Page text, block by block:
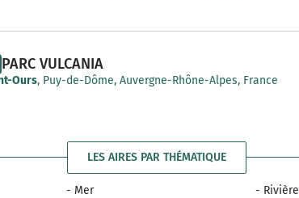
PARC VULCANIA
Ours, Puy-de-Dôme, Auvergne-Rhône-Alpes, France
LES AIRES PAR THÉMATIQUE
- Mer
- Rivière